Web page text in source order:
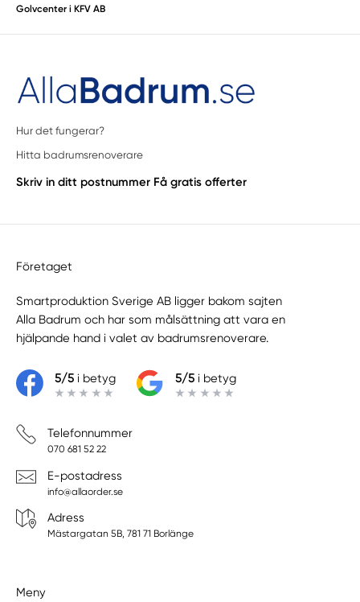
Golvcenter i KFV AB
Hur det fungerar?
Hitta badrumsrenoverare
Skriv in ditt postnummer Få gratis offerter
Företaget
Smartproduktion Sverige AB ligger bakom sajten
Alla Badrum och har som målsättning att vara en
hjälpande hand i valet av badrumsrenoverare.
5/5i betyg 5/5i betyg
Telefonnummer
070 681 52 22
E-postadress
info@allaorder.se
Adress
Mästargatan 5B, 781 71 Borlänge
Meny